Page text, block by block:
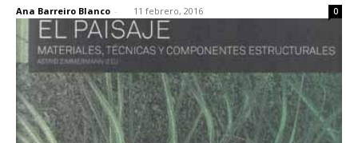
Ana Barreiro Blanco - 11 febrero, 2016 0